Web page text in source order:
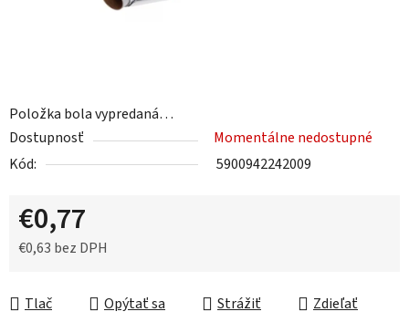
Položka bola vypredaná…
Dostupnosť
Momentálne nedostupné
Kód:
5900942242009
€0,77
€0,63 bez DPH
Tlač
Opýtať sa Strážiť Zdieľať